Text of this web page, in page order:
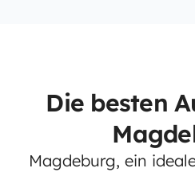
Die besten
Magdeburg, ein